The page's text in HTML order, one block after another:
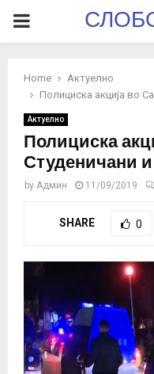
PRIMARY
Home
Актуелно
Полициска акција во
Актуелно
Полициска
Студеничани
by Админ 11/09/2019
SHARE 0